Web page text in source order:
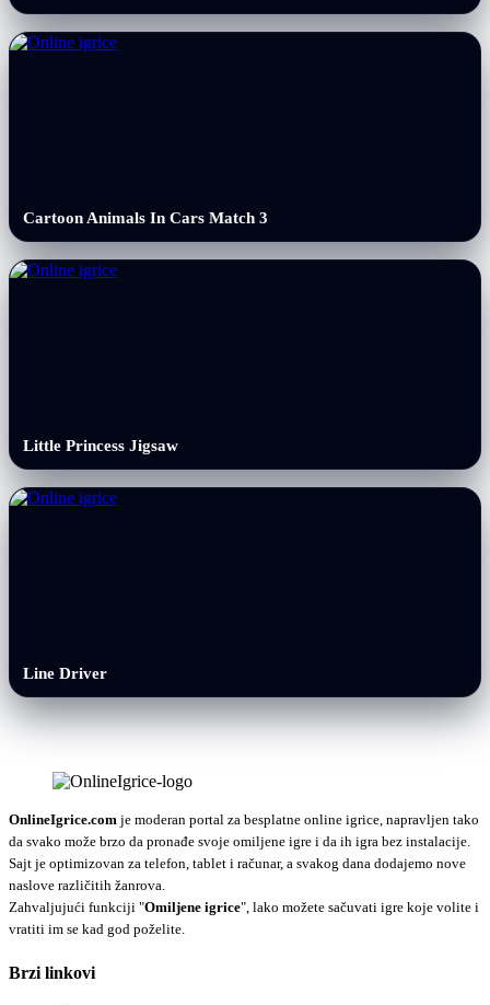
Cartoon Animals In Cars Match 3
Little Princess Jigsaw
Line Driver
OnlineIgrice.com je moderan portal za besplatne online igrice, napravljen tako
da svako može brzo da pronađe svoje omiljene igre i da ih igra bez instalacije.
Sajt je optimizovan za telefon, tablet i računar, a svakog dana dodajemo nove
naslove različitih žanrova.
Zahvaljujući funkciji "Omiljene igrice", lako možete sačuvati igre koje volite i
vratiti im se kad god poželite.
Brzi linkovi